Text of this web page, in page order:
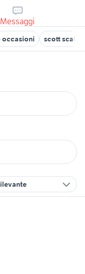
Messaggi
occasioni scott scale